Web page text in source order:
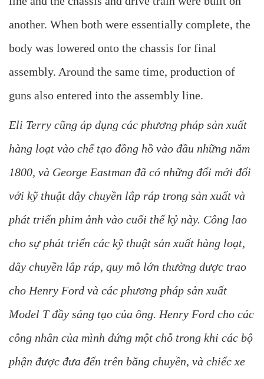
another. When both were essentially complete, the
body was lowered onto the chassis for final
assembly. Around the same time, production of
guns also entered into the assembly line.
Eli Terry cũng áp dụng các phương pháp sản xuất
hàng loạt vào chế tạo đồng hồ vào đầu những năm
1800, và George Eastman đã có những đổi mới đối
với kỹ thuật dây chuyền lắp ráp trong sản xuất và
phát triển phim ảnh vào cuối thế kỷ này. Công lao
cho sự phát triển các kỹ thuật sản xuất hàng loạt,
dây chuyền lắp ráp, quy mô lớn thường được trao
cho Henry Ford và các phương pháp sản xuất
Model T đầy sáng tạo của ông. Henry Ford cho các
công nhân của mình đứng một chỗ trong khi các bộ
phận được đưa đến trên băng chuyền, và chiếc xe